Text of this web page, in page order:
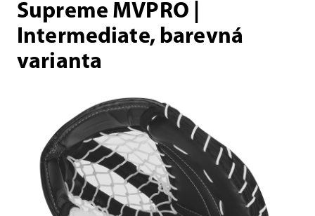
Supreme MVPRO |
Intermediate, barevná
varianta